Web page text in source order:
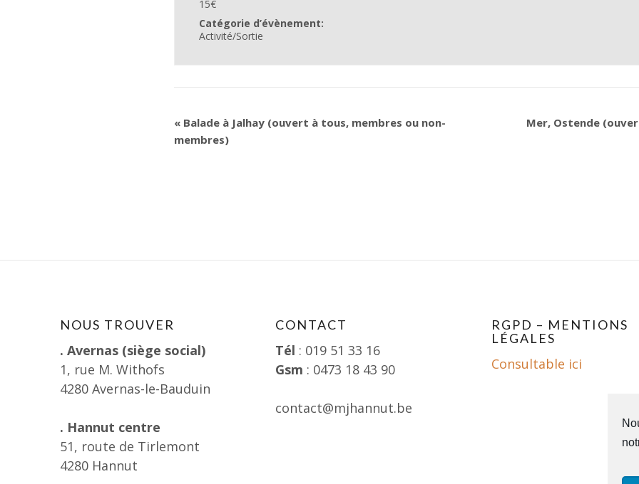
15€
Catégorie d’évènement:
Activité/Sortie
« Balade à Jalhay (ouvert à tous, membres ou non-
membres)
Mer, Ostende
NOUS TROUVER
. Avernas (siège social)
1, rue M. Withofs
4280 Avernas-le-Bauduin
. Hannut centre
51, route de Tirlemont
4280 Hannut
CONTACT
Tél : 019 51 33 16
Gsm : 0473 18 43 90
contact@mjhannut.be
RGPD – MENTIONS
LÉGALES
Consultable ici